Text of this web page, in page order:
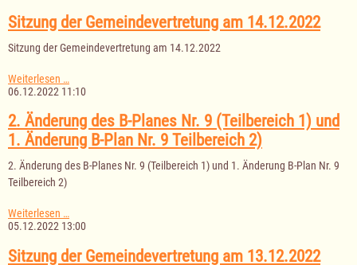
Gebührensatzung
in
dem
Gewässerunterhaltungsverband
See"
Sitzung der Gemeindevertretung am 14.12.2022
Sitzung der Gemeindevertretung am 14.12.2022
Weiterlesen …
der
am
14.12.2022
06.12.2022 11:10
2. Änderung des B-Planes Nr. 9 (Teilbereich 1) und
1. Änderung B-Plan Nr. 9 Teilbereich 2)
2. Änderung des B-Planes Nr. 9 (Teilbereich 1) und 1. Änderung B-Plan Nr. 9
Teilbereich 2)
Weiterlesen …2.
Änderung
B-
05.12.2022 13:00
Sitzung der Gemeindevertretung am 13.12.2022